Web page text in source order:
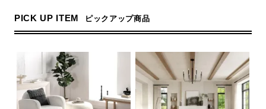
PICK UP ITEM ピックアップ商品